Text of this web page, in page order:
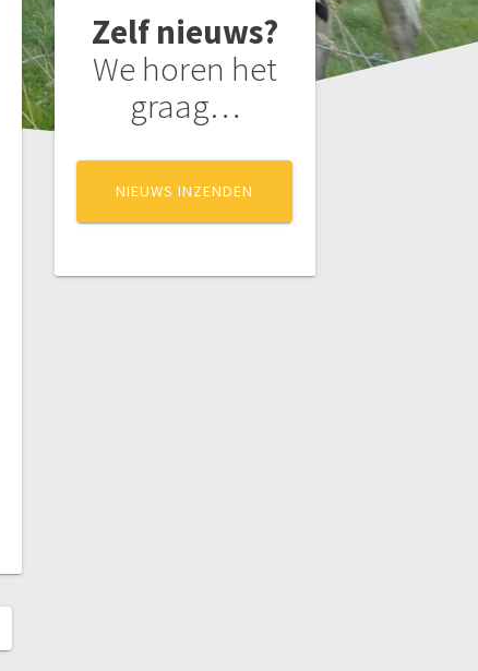
Zelf nieuws?
We horen het
graag…
NIEUWS INZENDEN